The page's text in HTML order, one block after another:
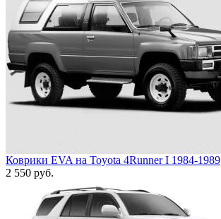
Коврики EVA на Toyota 4Runner I 1984-1989
2 550 руб.